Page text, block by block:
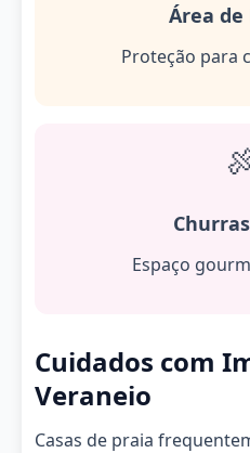
Área de
Proteção para
Espaço
Cuidados com
Veraneio
Casas de praia